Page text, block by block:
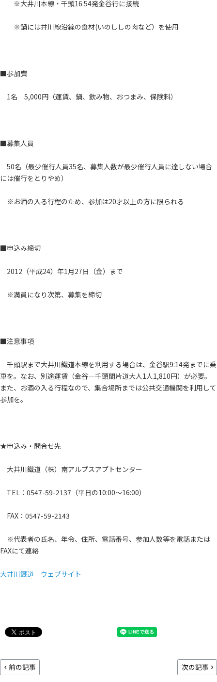
※大井川本線・千頭16:54発金谷行に接続
※鍋には井川線沿線の食材(いのししの肉など）を使用
■参加費
1名 5,000円（運賃、鍋、飲み物、おつまみ、保険料）
■募集人員
50名（最少催行人員35名、募集人数が最少催行人員に達しない場合
には催行をとりやめ）
※お酒の入る行程のため、参加は20才以上の方に限られる
■申込み締切
2012（平成24）年1月27日（金）まで
※満員になり次第、募集を締切
■注意事項
千頭駅まで大井川鐵道本線を利用する場合は、金谷駅9:14発までに乗
車を。なお、別途運賃（金谷―千頭間片道大人1人1,810円）が必要。
また、お酒の入る行程なので、集合場所までは公共交通機関を利用して
参加を。
★申込み・問合せ先
大井川鐵道（株）南アルプスアプトセンター
TEL：0547-59-2137（平日の10:00～16:00）
FAX：0547-59-2143
※代表者の氏名、年令、住所、電話番号、参加人数等を電話または
FAXにて連絡
大井川鐵道 ウェブサイト
前の記事 次の記事